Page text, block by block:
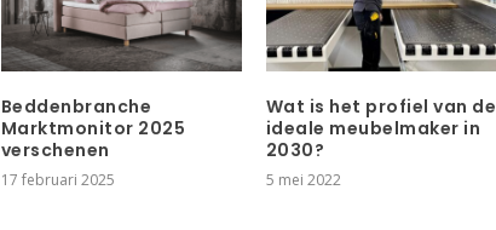
Beddenbranche
Marktmonitor 2025
verschenen
17 februari 2025
Wat is het profiel van de
ideale meubelmaker in
2030?
5 mei 2022